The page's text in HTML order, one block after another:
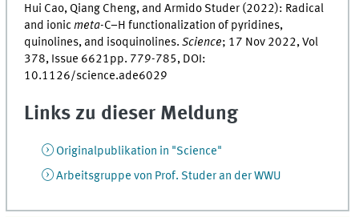
Hui Cao, Qiang Cheng, and Armido Studer (2022): Radical
and ionicmeta-C–H functionalization of pyridines,
quinolines, and isoquinolines.Science; 17 Nov 2022, Vol
378, Issue 6621pp. 779-785, DOI:
10.1126/science.ade6029
Links zu dieser Meldung
Originalpublikation in "Science"
Arbeitsgruppe von Prof. Studer an der WWU